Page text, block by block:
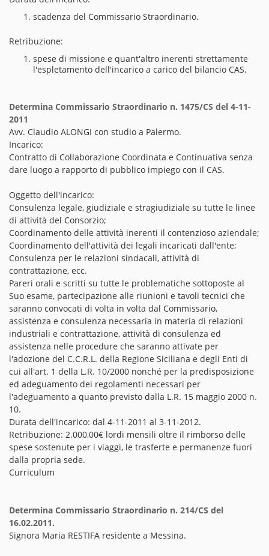
scadenza del Commissario Straordinario.
Retribuzione:
spese di missione e quant'altro inerenti strettamente
l'espletamento dell'incarico a carico del bilancio CAS.
Determina Commissario Straordinario n. 1475/CS del 4-11-
2011
Avv. Claudio ALONGI con studio a Palermo.
Incarico:
Contratto di Collaborazione Coordinata e Continuativa senza
dare luogo a rapporto di pubblico impiego con il CAS.
Oggetto dell'incarico:
Consulenza legale, giudiziale e stragiudiziale su tutte le linee
di attività del Consorzio;
Coordinamento delle attività inerenti il contenzioso aziendale;
Coordinamento dell'attività dei legali incaricati dall'ente;
Consulenza per le relazioni sindacali, attività di
contrattazione, ecc.
Pareri orali e scritti su tutte le problematiche sottoposte al
Suo esame, partecipazione alle riunioni e tavoli tecnici che
saranno convocati di volta in volta dal Commissario,
assistenza e consulenza necessaria in materia di relazioni
industriali e contrattazione, attività di consulenza ed
assistenza nelle procedure che saranno attivate per
l'adozione del C.C.R.L. della Regione Siciliana e degli Enti di
cui all'art. 1 della L.R. 10/2000 nonché per la predisposizione
ed adeguamento dei regolamenti necessari per
l'adeguamento a quanto previsto dalla L.R. 15 maggio 2000 n.
10.
Durata dell'incarico: dal 4-11-2011 al 3-11-2012.
Retribuzione: 2.000,00€ lordi mensili oltre il rimborso delle
spese sostenute per i viaggi, le trasferte e permanenze fuori
dalla propria sede.
Curriculum
Determina Commissario Straordinario n. 214/CS del
16.02.2011.
Signora Maria RESTIFA residente a Messina.